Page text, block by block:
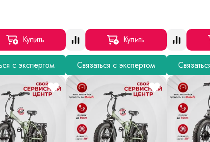
Купить
с экспертом
Купить
Связаться с экспертом